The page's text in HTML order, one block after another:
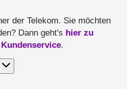
der Telekom. Sie möchten
Dann geht's hier zu
Kundenservice.